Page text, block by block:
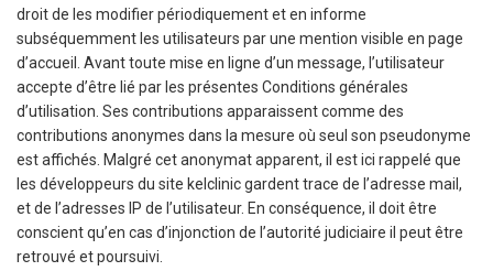
droit de les modifier périodiquement et en informe
subséquemment les utilisateurs par une mention visible en page
d’accueil. Avant toute mise en ligne d’un message, l’utilisateur
accepte d’être lié par les présentes Conditions générales
d’utilisation. Ses contributions apparaissent comme des
contributions anonymes dans la mesure où seul son pseudonyme
est affichés. Malgré cet anonymat apparent, il est ici rappelé que
les développeurs du site kelclinic gardent trace de l’adresse mail,
et de l’adresses IP de l’utilisateur. En conséquence, il doit être
conscient qu’en cas d’injonction de l’autorité judiciaire il peut être
retrouvé et poursuivi.